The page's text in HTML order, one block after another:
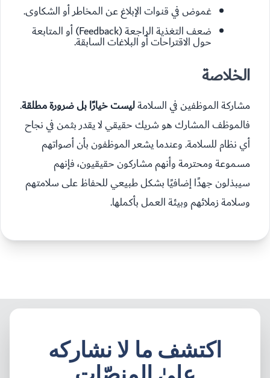
غموض في قنوات الإبلاغ عن المخاطر أو الشكاوى.
ضعف التغذية الراجعة (Feedback) أو المتابعة
حول الاقتراحات أو البلاغات السابقة.
الخلاصة
مشاركة الموظفين في السلامةليست خيارًا بل ضرورة مطلقة.
فالموظف المشارك هو شريك حقيقي لا يقدر بثمن في نجاح
أي نظام للسلامة. وعندما يشعر الموظفون بأن أصواتهم
مسموعة ومحترمة وأنهم مشاركون حقيقيون، فإنهم
سيبذلون جهدًا إضافيًا بشكل طبيعي للحفاظ على سلامتهم
وسلامة زملائهم وبيئة العمل بأكملها.
اكتشف ما لا نشاركه